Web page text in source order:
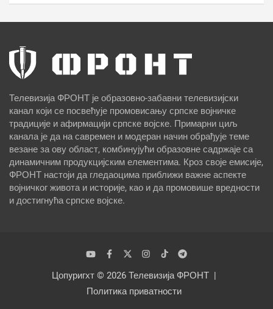
Телевизија ФРОНТ је образовно-забавни телевизијски
канал који се посвећује промовисању српске војничке
традиције и афирмацији српске војске. Примарни циљ
канала је да на савремен и модеран начин обрађује теме
везане за ову област, комбинујући образовне садржаје са
динамичним продукцијским елементима. Кроз своје емисије,
ФРОНТ настоји да гледаоцима приближи важне аспекте
војничког живота и историје, као и да промовише вредности
и достигнућа српске војске.
Цопyригхт © 2026 Телевизија ФРОНТ
Политика приватности